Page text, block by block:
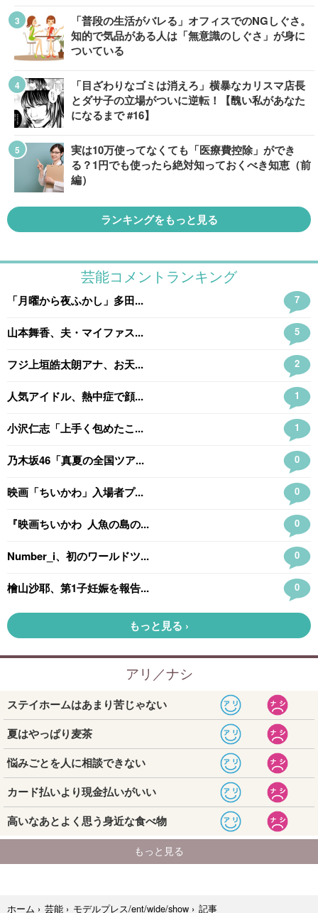
「普段の生活がバレる」オフィスでのNGしぐさ。
知的で気品がある人は「無意識のしぐさ」が身に
ついている
「目ざわりなゴミは消えろ」横暴なカリスマ店長
とダサ子の立場がついに逆転！【醜い私があなた
になるまで #16】
実は10万使ってなくても「医療費控除」ができ
る？1円でも使ったら絶対知っておくべき知恵（前
編）
ランキングをもっと見る
ホーム › 芸能 › モデルプレス/ent/wide/show › 記事